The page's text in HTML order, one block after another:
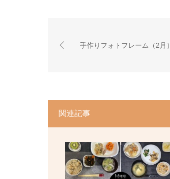
手作りフォトフレーム（2月）
関連記事